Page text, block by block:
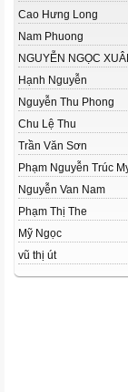
Cao Hưng Long
Nam Phuong
NGUYỄN NGỌC
Hạnh Nguyễn
Nguyễn Thu Phong
Chu Lệ Thu
Trần Văn Sơn
Phạm Nguyễn Trúc
Nguyễn Van Nam
Phạm Thị The
Mỹ Ngọc
vũ thị út